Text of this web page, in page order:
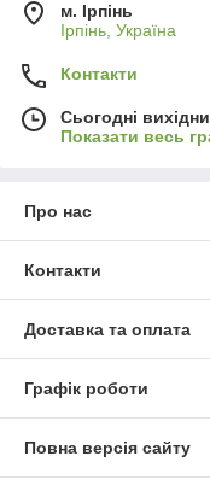
м. Ірпінь
Ірпінь, Україна
Контакти
Сьогодні
Показати весь
Про нас
Контакти
Доставка та оплата
Графік роботи
Повна версія сайту